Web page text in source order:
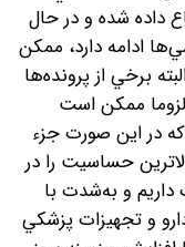
داده شده و در حال
ادامه دارد، ممكن
برخي از پرونده‌ها
ممكن است
در اين صورت جزء
حساسيت‌ را در
داريم و به‌شدت با
و تجهيزات پزشكي